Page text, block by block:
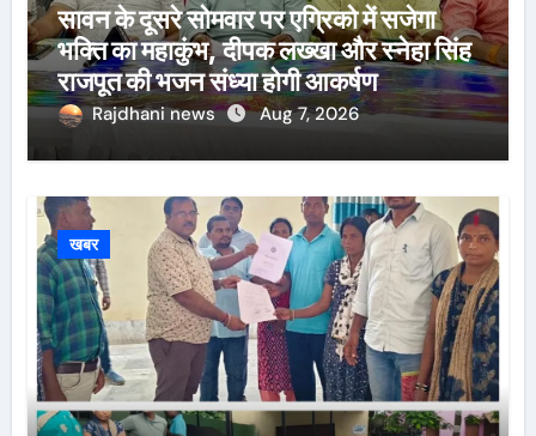
सावन के दूसरे सोमवार पर एग्रिको में सजेगा
भक्ति का महाकुंभ, दीपक लख्खा और स्नेहा सिंह
राजपूत की भजन संध्या होगी आकर्षण
Rajdhani news Aug 7, 2026
खबर